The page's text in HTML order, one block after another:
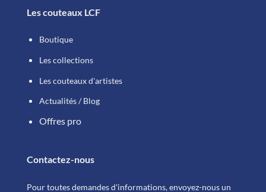
Les couteaux LCF
Boutique
Les collections
Les couteaux d'artistes
Actualités / Blog
Offres pro
Contactez-nous
Pour toutes demandes d'informations, envoyez-nous un